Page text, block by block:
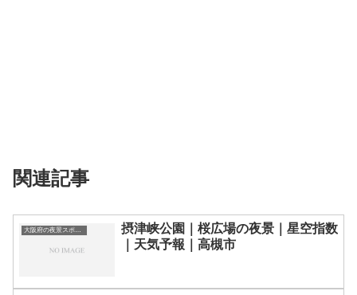
関連記事
大阪府の夜景スポット一覧
摂津峡公園｜桜広場の夜景｜星空指数
｜天気予報｜高槻市